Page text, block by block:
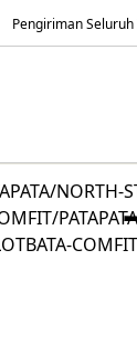
Pengiriman
NORTH-